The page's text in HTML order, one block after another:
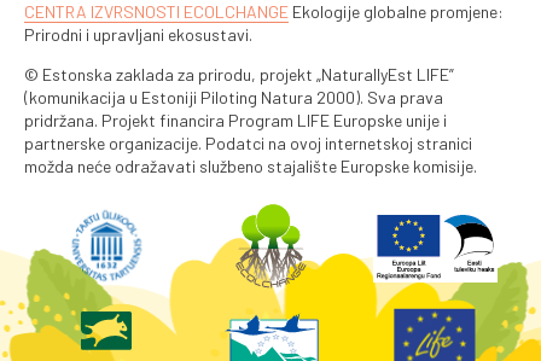
CENTRA IZVRSNOSTI ECOLCHANGE Ekologije globalne promjene:
Prirodni i upravljani ekosustavi.
© Estonska zaklada za prirodu, projekt „NaturallyEst LIFE”
(komunikacija u Estoniji Piloting Natura 2000). Sva prava
pridržana. Projekt financira Program LIFE Europske unije i
partnerske organizacije. Podatci na ovoj internetskoj stranici
možda neće odražavati službeno stajalište Europske komisije.